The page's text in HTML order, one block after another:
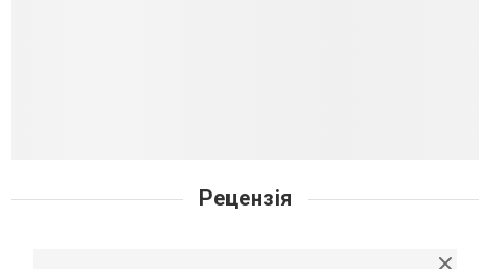
Рецензія